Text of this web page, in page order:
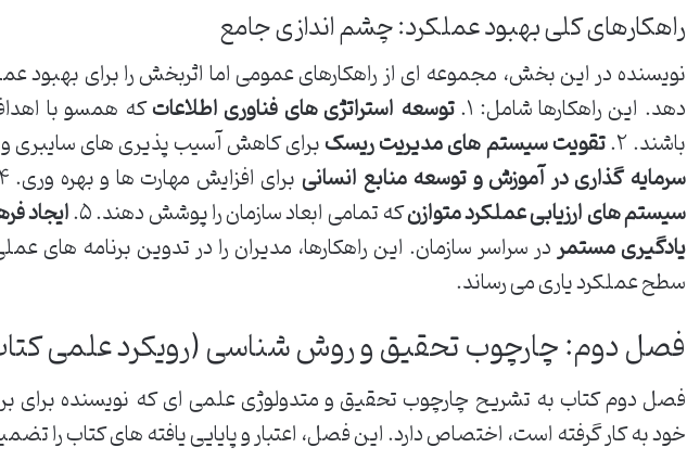
راهکارهای کلی بهبود عملکرد: چشم اندازی جامع
نویسنده در این بخش، مجموعه ای از راهکارهای عمومی اما اثربخش را برای بهبود
دهد. این راهکارها شامل: ۱.
توسعه استراتژی های فناوری اطلاعاتکه همسو با
باشند. ۲.
تقویت سیستم های مدیریت ریسکبرای کاهش آسیب پذیری های سایبری و
سرمایه گذاری در آموزش و توسعه منابع انسانی برای افزایش مهارت ها و بهره وری. ۴.
سیستم های ارزیابی عملکرد متوازنکه تمامی ابعاد سازمان را پوشش دهند. ۵.
ایجاد
یادگیری مستمردر سراسر سازمان. این راهکارها، مدیران را در تدوین برنامه های
سطح عملکرد یاری می رساند.
فصل دوم: چارچوب تحقیق و روش شناسی (رویکرد علمی
فصل دوم کتاب به تشریح چارچوب تحقیق و متدولوژی علمی ای که نویسنده برای
خود به کار گرفته است، اختصاص دارد. این فصل، اعتبار و پایایی یافته های کتاب را